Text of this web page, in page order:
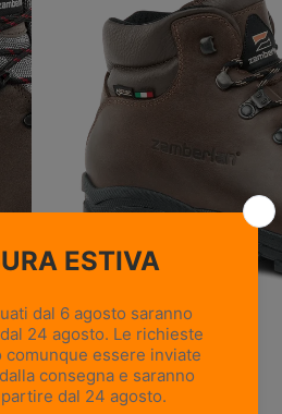
a
18 recensioni
NEW TRAIL LITE GTX -
Marrone Nocciola
Pelle pieno fiore con trattamento
Hydrobloc®